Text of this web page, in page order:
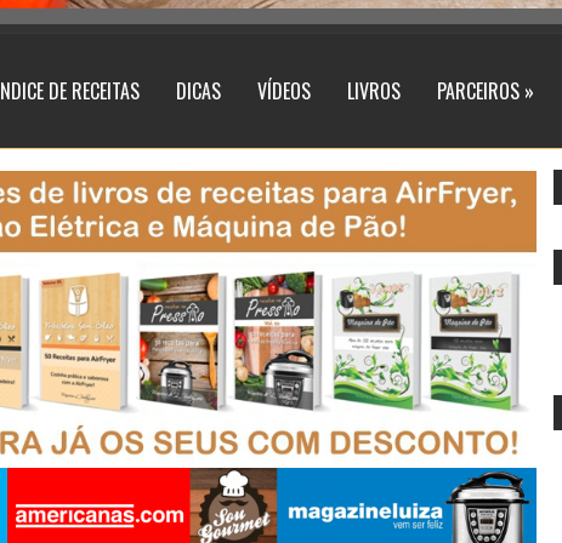
DE RECEITAS DICAS VÍDEOS LIVROS PARCEIROS »